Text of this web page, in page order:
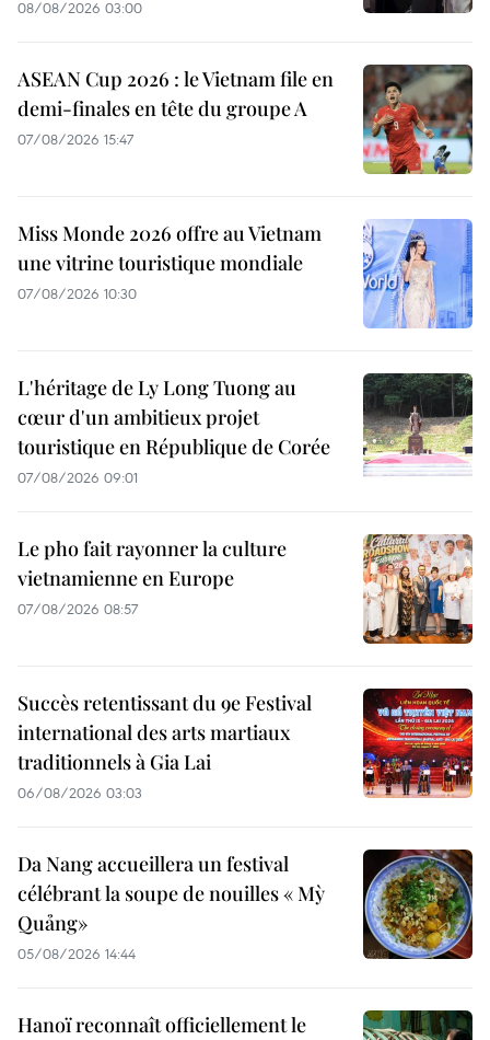
08/08/2026 03:00
ASEAN Cup 2026 : le Vietnam file en
demi-finales en tête du groupe A
07/08/2026 15:47
Miss Monde 2026 offre au Vietnam
une vitrine touristique mondiale
07/08/2026 10:30
L'héritage de Ly Long Tuong au
cœur d'un ambitieux projet
touristique en République de Corée
07/08/2026 09:01
Le pho fait rayonner la culture
vietnamienne en Europe
07/08/2026 08:57
Succès retentissant du 9e Festival
international des arts martiaux
traditionnels à Gia Lai
06/08/2026 03:03
Da Nang accueillera un festival
célébrant la soupe de nouilles « Mỳ
Quảng»
05/08/2026 14:44
Hanoï reconnaît officiellement le